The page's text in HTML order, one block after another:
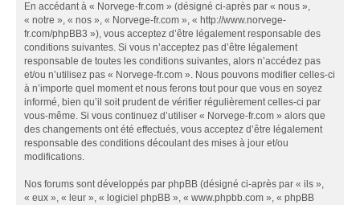
En accédant à « Norvege-fr.com » (désigné ci-après par « nous »,
« notre », « nos », « Norvege-fr.com », « http://www.norvege-
fr.com/phpBB3 »), vous acceptez d’être légalement responsable des
conditions suivantes. Si vous n’acceptez pas d’être légalement
responsable de toutes les conditions suivantes, alors n’accédez pas
et/ou n’utilisez pas « Norvege-fr.com ». Nous pouvons modifier celles-ci
à n’importe quel moment et nous ferons tout pour que vous en soyez
informé, bien qu’il soit prudent de vérifier régulièrement celles-ci par
vous-même. Si vous continuez d’utiliser « Norvege-fr.com » alors que
des changements ont été effectués, vous acceptez d’être légalement
responsable des conditions découlant des mises à jour et/ou
modifications.
Nos forums sont développés par phpBB (désigné ci-après par « ils »,
« eux », « leur », « logiciel phpBB », « www.phpbb.com », « phpBB